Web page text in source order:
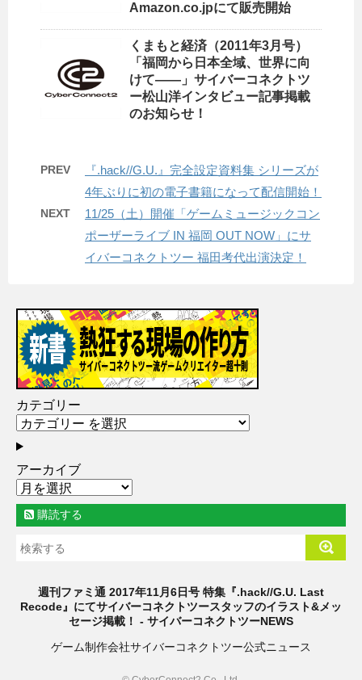
Amazon.co.jpにて販売開始
くまもと経済（2011年3月号）
「福岡から日本全域、世界に向
けて――」サイバーコネクトツ
ー松山洋インタビュー記事掲載
のお知らせ！
PREV
『.hack//G.U.』完全設定資料集 シリーズが
4年ぶりに初の電子書籍になって配信開始！
NEXT
11/25（土）開催「ゲームミュージックコン
ポーザーライブ IN 福岡 OUT NOW」にサ
イバーコネクトツー 福田考代出演決定！
カテゴリー
アーカイブ
購読する
週刊ファミ通 2017年11月6日号 特集『.hack//G.U. Last
Recode』にてサイバーコネクトツースタッフのイラスト&メッ
セージ掲載！ - サイバーコネクトツーNEWS
ゲーム制作会社サイバーコネクトツー公式ニュース